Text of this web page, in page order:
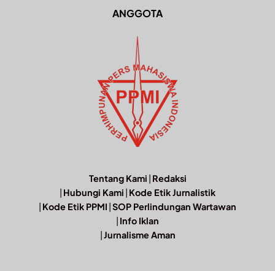
ANGGOTA
Tentang Kami | Redaksi
| Hubungi Kami | Kode Etik Jurnalistik
| Kode Etik PPMI |SOP Perlindungan Wartawan
| Info Iklan
|Jurnalisme Aman